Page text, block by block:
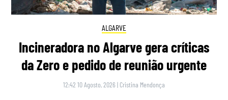
ALGARVE
Incineradora no Algarve gera críticas
da Zero e pedido de reunião urgente
12:42 10 Agosto, 2026 | Cristina Mendonça